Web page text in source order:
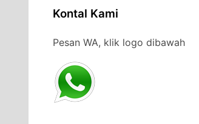
Kontal Kami
Pesan WA, klik logo dibawah